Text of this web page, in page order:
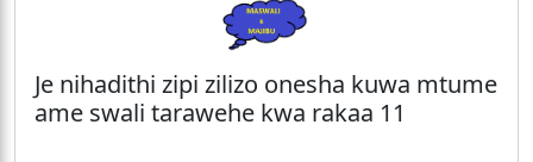
Je nihadithi zipi zilizo onesha kuwa mtume
ame swali tarawehe kwa rakaa 11